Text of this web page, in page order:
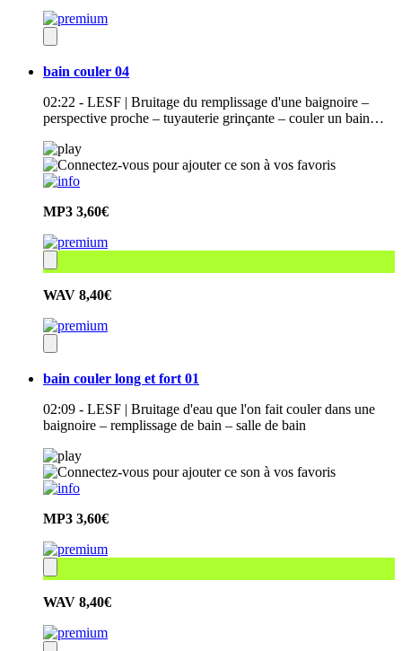
bain couler 04
02:22 - LESF | Bruitage du remplissage d'une baignoire –
perspective proche – tuyauterie grinçante – couler un bain…
MP3 3,60€
WAV 8,40€
bain couler long et fort 01
02:09 - LESF | Bruitage d'eau que l'on fait couler dans une
baignoire – remplissage de bain – salle de bain
MP3 3,60€
WAV 8,40€